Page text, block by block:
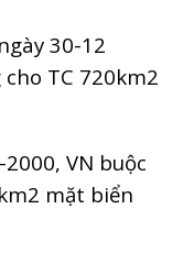
30-12
TC 720km2
VN buộc
mặt biển